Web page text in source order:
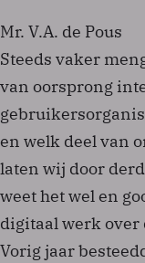
Mr. V.A. de Pous
Steeds vaker
van oorsprong
en welk deel van
laten wij door
weet het wel en
digitaal werk over
Vorig jaar